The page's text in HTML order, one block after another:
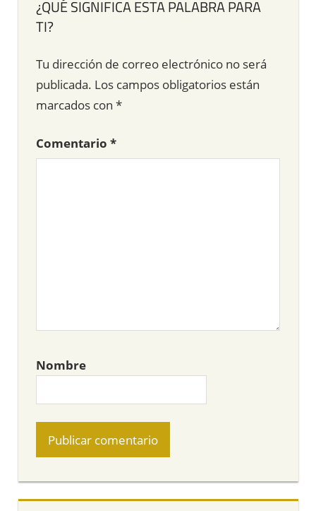
¿QUÉ SIGNIFICA ESTA PALABRA PARA
TI?
Tu dirección de correo electrónico no será
publicada. Los campos obligatorios están
marcados con *
Comentario *
Nombre